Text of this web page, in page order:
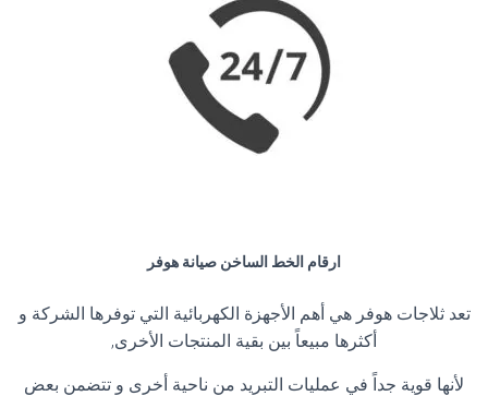
ارقام الخط الساخن صيانة هوفر
تعد ثلاجات هوفر هي أهم الأجهزة الكهربائية التي توفرها الشركة و
أكثرها مبيعاً بين بقية المنتجات الأخرى,
لأنها قوية جداً في عمليات التبريد من ناحية أخرى و تتضمن بعض